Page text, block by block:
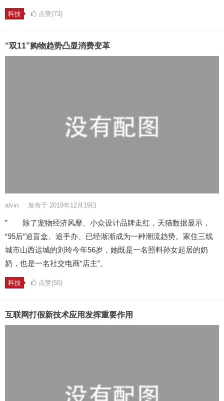
科技 点赞(73)
“双11”购物趋势凸显消费变革
alvin 发布于 2019年12月19日
” 除了宠物经济风靡、小众设计品牌走红，天猫数据显示，
“95后”追盲盒、追手办、已经渐渐成为一种潮流趋势。家住三线
城市山西运城的刘玲今年56岁，她既是一名照料孙女起居的奶
奶，也是一名社交电商“店主”。
科技 点赞(55)
互联网打假新技术应用发挥重要作用